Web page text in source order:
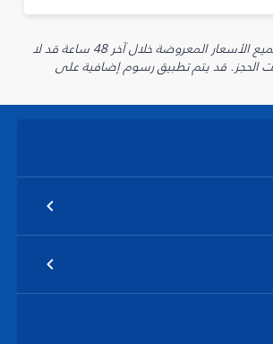
* تم الحصول على جميع الأسعار المعروضة خلال آخر 48 ساعة قد لا
الحجز. قد يتم تطبيق رسوم إضافية على